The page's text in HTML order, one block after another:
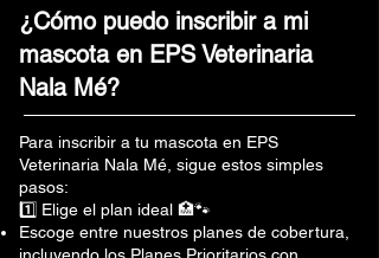
¿Cómo puedo inscribir a mi
mascota en EPS Veterinaria
Nala Mé?
Para inscribir a tu mascota en EPS
Veterinaria Nala Mé, sigue estos simples
pasos:
1️⃣ Elige el plan ideal 🏥🐾
Escoge entre nuestros planes de cobertura,